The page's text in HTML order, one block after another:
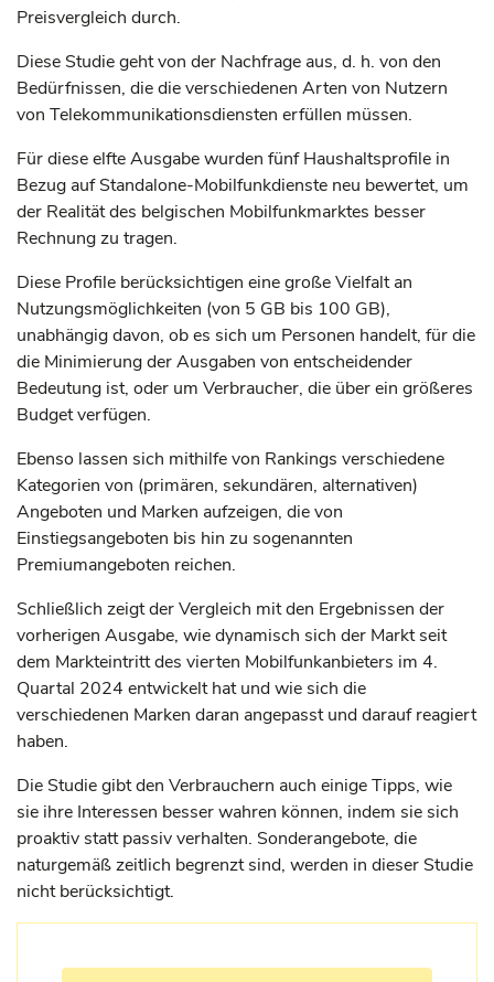
Preisvergleich durch.
Diese Studie geht von der Nachfrage aus, d. h. von den
Bedürfnissen, die die verschiedenen Arten von Nutzern
von Telekommunikationsdiensten erfüllen müssen.
Für diese elfte Ausgabe wurden fünf Haushaltsprofile in
Bezug auf Standalone-Mobilfunkdienste neu bewertet, um
der Realität des belgischen Mobilfunkmarktes besser
Rechnung zu tragen.
Diese Profile berücksichtigen eine große Vielfalt an
Nutzungsmöglichkeiten (von 5 GB bis 100 GB),
unabhängig davon, ob es sich um Personen handelt, für die
die Minimierung der Ausgaben von entscheidender
Bedeutung ist, oder um Verbraucher, die über ein größeres
Budget verfügen.
Ebenso lassen sich mithilfe von Rankings verschiedene
Kategorien von (primären, sekundären, alternativen)
Angeboten und Marken aufzeigen, die von
Einstiegsangeboten bis hin zu sogenannten
Premiumangeboten reichen.
Schließlich zeigt der Vergleich mit den Ergebnissen der
vorherigen Ausgabe, wie dynamisch sich der Markt seit
dem Markteintritt des vierten Mobilfunkanbieters im 4.
Quartal 2024 entwickelt hat und wie sich die
verschiedenen Marken daran angepasst und darauf reagiert
haben.
Die Studie gibt den Verbrauchern auch einige Tipps, wie
sie ihre Interessen besser wahren können, indem sie sich
proaktiv statt passiv verhalten. Sonderangebote, die
naturgemäß zeitlich begrenzt sind, werden in dieser Studie
nicht berücksichtigt.